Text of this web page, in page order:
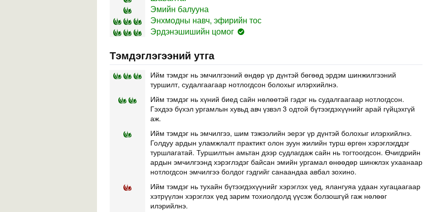
Эмийн балууна
Энхмодны навч, эфирийн тос
Эрдэнэшишийн цомог
Тэмдэглэгээний утга
Ийм тэмдэг нь эмчилгээний өндөр үр дүнтэй бөгөөд эрдэм шинжилгээний
туршилт, судалгаагаар нотлогдсон болохыг илэрхийлнэ.
Ийм тэмдэг нь хүний биед сайн нөлөөтэй гэдэг нь судалгаагаар нотлогдсон.
Гэхдээ бүхэл ургамлын хувьд авч үзвэл 3 одтой бүтээгдэхүүнийг арай гүйцэхгүй
аж.
Ийм тэмдэг нь эмчилгээ, шим тэжээлийн эерэг үр дүнтэй болохыг илэрхийлнэ.
Голдуу ардын уламжлалт практикт олон зуун жилийн турш өргөн хэрэглэгддэг
туршлагатай. Туршилтын амьтан дээр судлагдаж сайн нь тогтоогдсон. Өчигдрийн
ардын эмчилгээнд хэрэглэдэг байсан эмийн ургамал өнөөдөр шинжлэх ухаанаар
нотлогдсон эмчилгээ болдог гэдгийг санаандаа авбал зохино.
Ийм тэмдэг нь тухайн бүтээгдэхүүнийг хэрэглэх үед, ялангуяа удаан хугацаагаар
хэтрүүлэн хэрэглэх үед зарим тохиолдолд үүсэж болзошгүй гаж нөлөөг
илэрийлнэ.